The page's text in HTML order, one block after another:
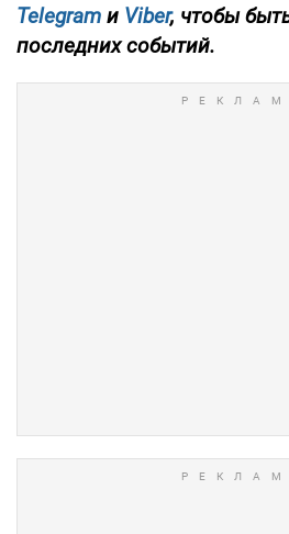
Telegram и Viber, чтобы
последних событий.